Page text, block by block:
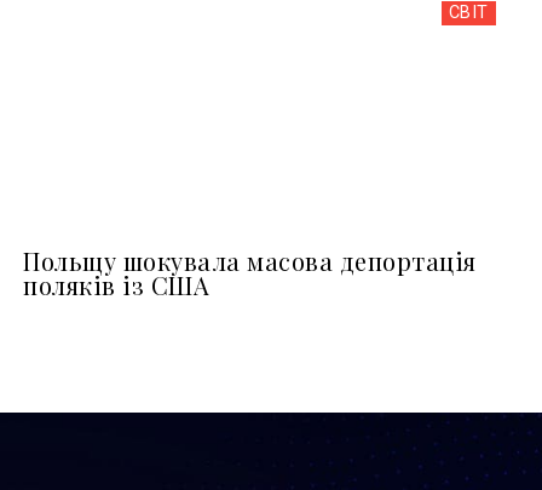
СВІТ
Польщу шокувала масова депортація
поляків із США